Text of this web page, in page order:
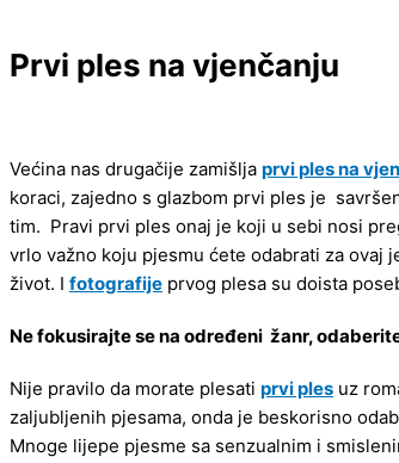
Prvi ples na vjenčanju
Većina nas drugačije zamišlja prvi ples na
koraci, zajedno s glazbom prvi ples je
tim. Pravi prvi ples onaj je koji u sebi nosi
vrlo važno koju pjesmu ćete odabrati za ovaj
život. I fotografije prvog plesa su doista
Ne fokusirajte se na određeni žanr,
Nije pravilo da morate plesati prvi ples uz
zaljubljenih pjesama, onda je beskorisno
Mnoge lijepe pjesme sa senzualnim i